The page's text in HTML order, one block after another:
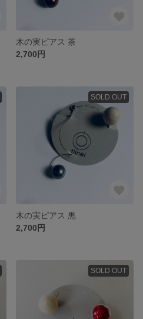
木の実ピアス 茶
2,700円
SOLD OUT
木の実ピアス 黒
2,700円
SOLD OUT